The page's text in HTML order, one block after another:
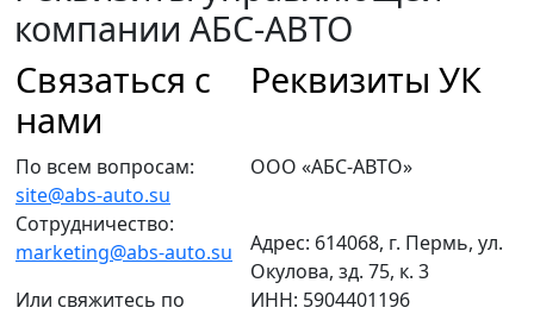
компании АБС-АВТО
Связаться с
нами
Реквизиты УК
По всем вопросам:
site@abs-auto.su
Сотрудничество:
marketing@abs-auto.su
Или свяжитесь по
ООО «АБС-АВТО»
Адрес: 614068, г. Пермь, ул.
Окулова, зд. 75, к. 3
ИНН: 5904401196